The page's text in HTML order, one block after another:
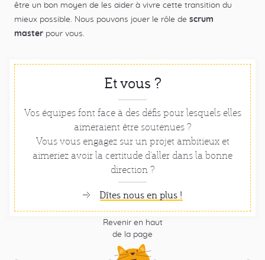
être un bon moyen de les aider à vivre cette transition du
mieux possible. Nous pouvons jouer le rôle de scrum
master pour vous.
Et vous ?
Vos équipes font face à des défis pour lesquels elles
aimeraient être soutenues ?
Vous vous engagez sur un projet ambitieux et
aimeriez avoir la certitude d'aller dans la bonne
direction ?
Dîtes nous en plus !
Revenir en haut
de la page